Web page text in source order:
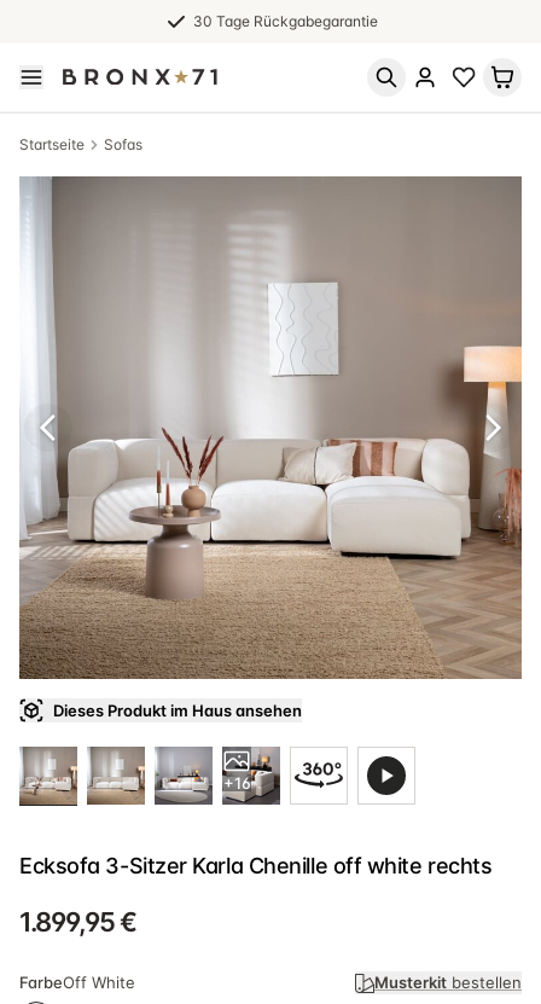
30 Tage Rückgabegarantie
Startseite Sofas
Dieses Produkt im Haus ansehen
+16
Ecksofa 3-Sitzer Karla Chenille off white rechts
1.899,95 €
FarbeOff White Musterkit bestellen